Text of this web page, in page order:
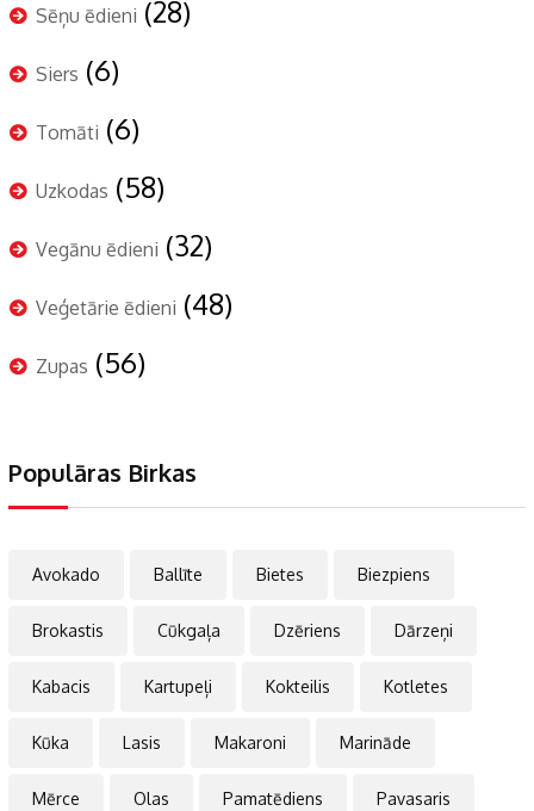
Sēņu ēdieni (28)
Siers (6)
Tomāti (6)
Uzkodas (58)
Vegānu ēdieni (32)
Veģetārie ēdieni (48)
Zupas (56)
Populāras Birkas
Avokado Ballīte Bietes Biezpiens
Brokastis Cūkgaļa Dzēriens Dārzeņi
Kabacis Kartupeļi Kokteilis Kotletes
Kūka Lasis Makaroni Marināde
Mērce Olas Pamatēdiens Pavasaris